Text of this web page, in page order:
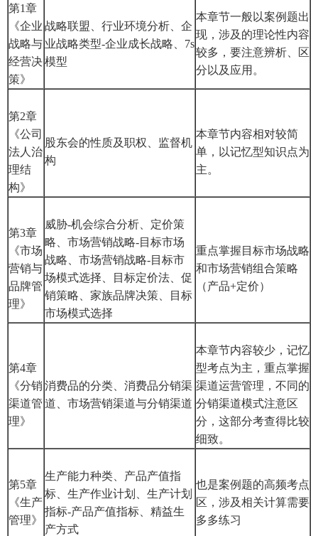
第1章
《企业
战略与
经营决
策》
战略联盟、行业环境分析、企
业战略类型-企业成长战略、7s
模型
本章节一般以案例题出
现，涉及的理论性内容
较多，要注意辨析、区
分以及应用。
第2章
《公司
法人治
理结
构》
股东会的性质及职权、监督机
构
本章节内容相对较简
单，以记忆型知识点为
主。
第3章
《市场
营销与
品牌管
理》
威胁-机会综合分析、定价策
略、市场营销战略-目标市场
战略、市场营销战略-目标市
场模式选择、目标定价法、促
销策略、家族品牌决策、目标
市场模式选择
重点掌握目标市场战略
和市场营销组合策略
（产品+定价）
第4章
《分销
渠道管
理》
消费品的分类、消费品分销渠
道、市场营销渠道与分销渠道
本章节内容较少，记忆
型考点为主，重点掌握
渠道运营管理，不同的
分销渠道模式注意区
分，这部分考查得比较
细致。
第5章
《生产
管理》
生产能力种类、产品产值指
标、生产作业计划、生产计划
指标-产品产值指标、精益生
产方式
也是案例题的高频考点
区，涉及相关计算需要
多多练习